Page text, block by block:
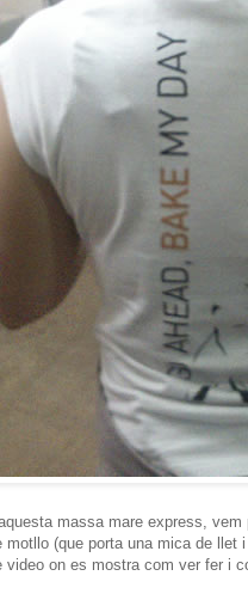
massa mare express,
motllo (que porta una mica de
video on es mostra com ver fer i